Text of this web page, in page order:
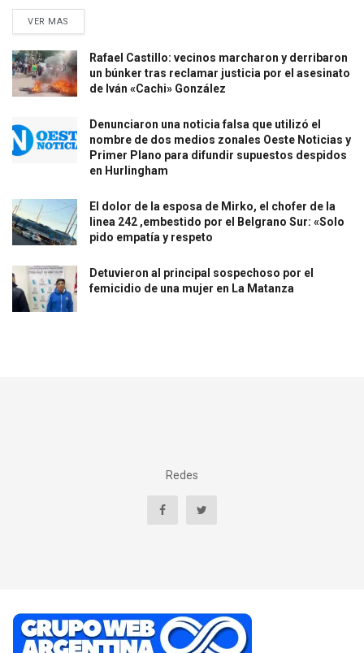
VER MAS
Rafael Castillo: vecinos marcharon y derribaron
un búnker tras reclamar justicia por el asesinato
de Iván «Cachi» González
Denunciaron una noticia falsa que utilizó el
nombre de dos medios zonales Oeste Noticias y
Primer Plano para difundir supuestos despidos
en Hurlingham
El dolor de la esposa de Mirko, el chofer de la
linea 242 ,embestido por el Belgrano Sur: «Solo
pido empatía y respeto
Detuvieron al principal sospechoso por el
femicidio de una mujer en La Matanza
Redes